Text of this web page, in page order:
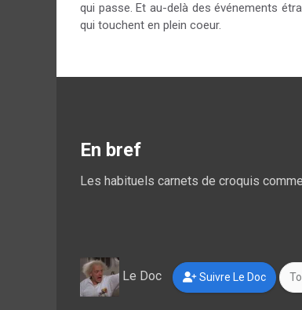
qui passe. Et au-delà des événements
qui touchent en plein coeur.
En bref
Les habituels carnets de croquis
Le Doc Suivre Le Doc